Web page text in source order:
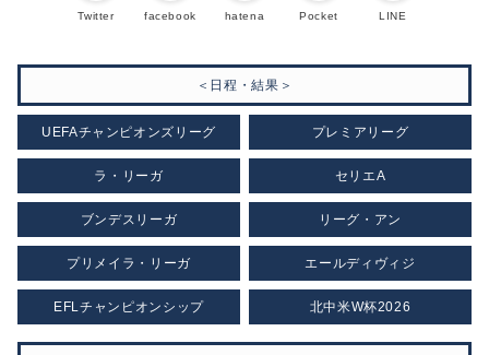
Twitter facebook hatena Pocket LINE
＜日程・結果＞
UEFAチャンピオンズリーグ プレミアリーグ
ラ・リーガ セリエA
ブンデスリーガ リーグ・アン
プリメイラ・リーガ エールディヴィジ
EFLチャンピオンシップ 北中米W杯2026